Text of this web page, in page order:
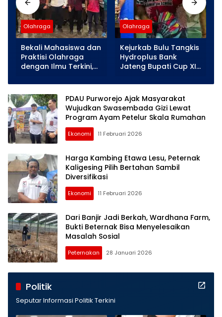
Olahraga
Bekali Mahasiswa dan
Praktisi Olahraga
dengan Ilmu Terkini,
Pelatihan Kondisi Fisik
Bersama Pakar
Nasional
Olahraga
Kejurkab Bulu Tangkis
Hydroplus Bank
Jateng Bupati Cup XI
UMNU Kebumen Raih
Juara 1
PDAU Purworejo Ajak Masyarakat
Wujudkan Swasembada Gizi Lewat
Program Ayam Petelur Skala Rumahan
Ekonomi 11 Februari 2026
Harga Kambing Etawa Lesu, Peternak
Kaligesing Pilih Bertahan Sambil
Diversifikasi
Ekonomi 11 Februari 2026
Dari Banjir Jadi Berkah, Wardhana Farm,
Bukti Beternak Bisa Menyelesaikan
Masalah Sosial
Peternakan 28 Januari 2026
Politik
Seputar Informasi Politik Terkini